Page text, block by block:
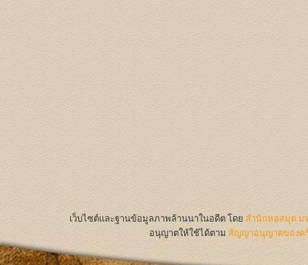
เว็บไซต์และฐานข้อมูลภาพล้านนาในอดีต โดย สำนักหอสมุด ม
อนุญาตให้ใช้ได้ตาม สัญญาอนุญาตของค